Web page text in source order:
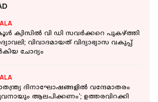
ക്വിസില്‍ വി ഡി സവര്‍ക്കറെ പുകഴ്ത്തി
വിവാദമായത് വിദ്യാഭ്യാസ വകുപ്പ്
ചോദ്യം
ദിനാഘോഷങ്ങളിൽ വന്ദേമാതരം
ആലപിക്കണം'; ഉത്തരവിറക്കി